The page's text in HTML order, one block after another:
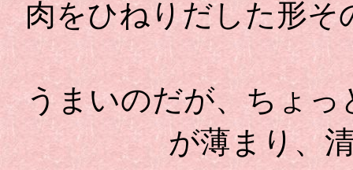
肉をひねりだした形そ
うまいのだが、ちょ
が薄まり、